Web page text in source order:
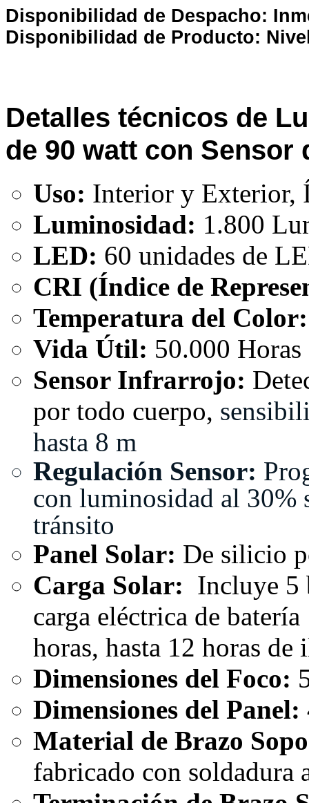
Disponibilidad de Despacho:
Disponibilidad de Producto:
Detalles técnicos de
de 90 watt con Sensor
Uso: Interior y Exterior,
Luminosidad: 1.800
LED: 60 unidades de
CRI (Índice de
Temperatura del Color:
Vida Útil: 50.000 Horas
Sensor Infrarrojo:
por todo cuerpo,
hasta 8 m
Regulación Sensor:
con luminosidad al 30%
tránsito
Panel Solar: De silicio
Carga Solar: Incluye 5
carga eléctrica de
horas, hasta 12 horas
Dimensiones del Foco:
Dimensiones del Panel:
Material de Brazo
fabricado con soldadura